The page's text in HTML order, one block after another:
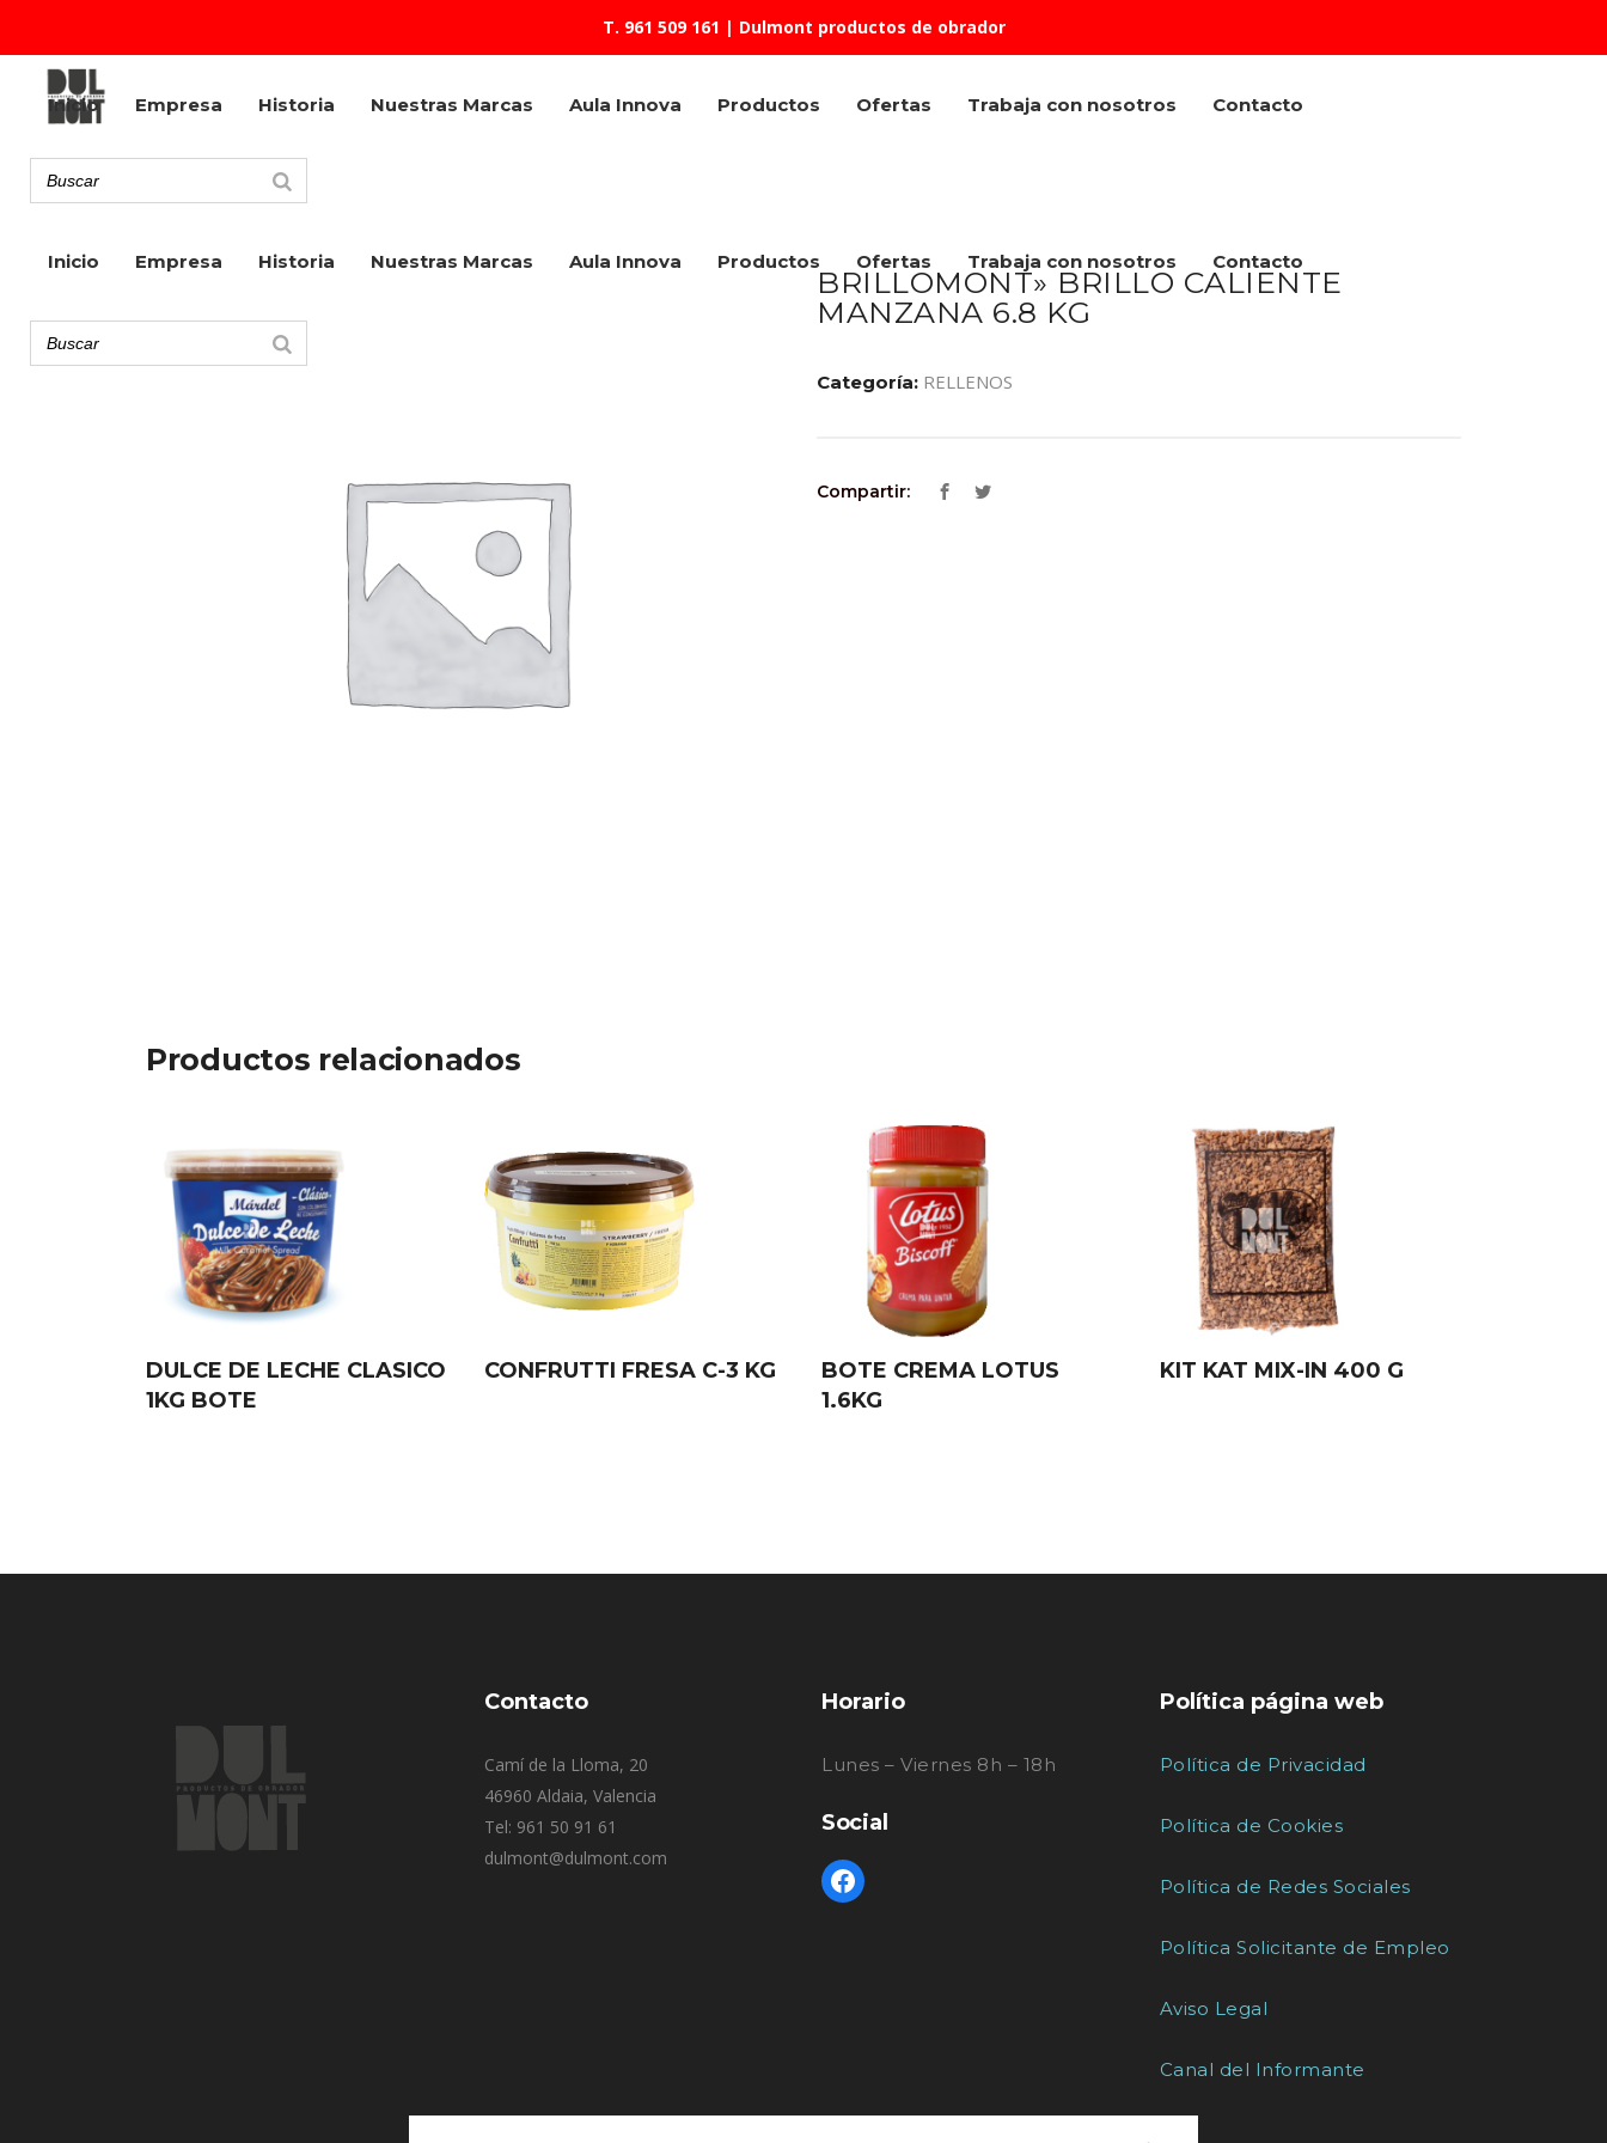
T. 961 509 161 | Dulmont productos de obrador
Inicio Empresa Historia Nuestras Marcas Aula Innova Productos Ofertas Trabaja con nosotros Contacto
Inicio Empresa Historia Nuestras Marcas Aula Innova Productos Ofertas Trabaja con nosotros Contacto
BRILLOMONT» BRILLO CALIENTE
MANZANA 6.8 KG
Categoría: RELLENOS
Compartir:
Productos relacionados
DULCE DE LECHE CLASICO
1KG BOTE
CONFRUTTI FRESA C-3 KG
BOTE CREMA LOTUS
1.6KG
KIT KAT MIX-IN 400 G
Contacto
Camí de la Lloma, 20
46960 Aldaia, Valencia
Tel: 961 50 91 61
dulmont@dulmont.com
Horario
Lunes – Viernes 8h – 18h
Social
Política página web
Política de Privacidad
Política de Cookies
Política de Redes Sociales
Política Solicitante de Empleo
Aviso Legal
Canal del Informante